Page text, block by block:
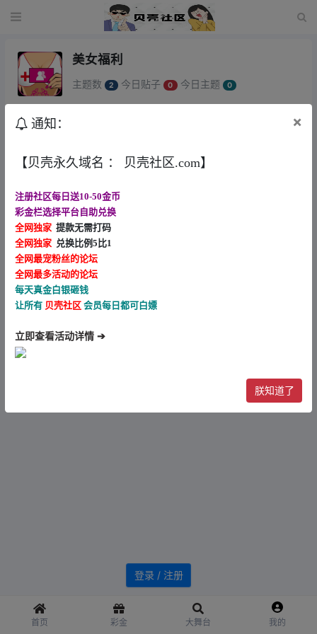
美女福利
主题数 2 今日贴子 0 今日主题 0
新回复
谁有色库网，有牛仔
【美女/老司机福利】深夜福利
贝壳社区 • 2024-3-31
通知： ×
【贝壳永久域名 ： 贝壳社区.com】
注册社区每日送10-50金币
彩金栏选择平台自助兑换
全网独家 提款无需打码
全网独家 兑换比例5比1
全网最宠粉丝的论坛
全网最多活动的论坛
每天真金白银砸钱
让所有 贝壳社区 会员每日都可白嫖
立即查看活动详情 ➔
朕知道了
首页 彩金 大舞台 我的
登录 / 注册